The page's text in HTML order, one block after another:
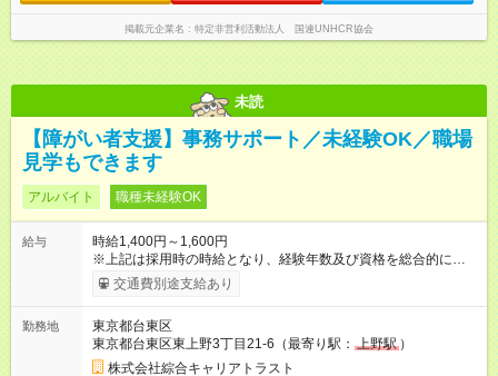
掲載元企業名 特定非営利活動法人 国連UNHCR協会
未読
【障がい者支援】事務サポート／未経験OK／職場
見学もできます
アルバイト 職種未経験OK
給与
時給1,400円～1,600円
※上記は採用時の時給となり、経験年数及び資格を総合的に考慮
して決定します 【試用期間】試用期間あり 試用期間の長さ：2
ヶ月 雇用形態、給与は本採用時と同じです。
交通費別途支給あり
勤務地
東京都台東区
東京都台東区東上野3丁目21-6（最寄り駅： 上野駅 ）
株式会社綜合キャリアトラスト